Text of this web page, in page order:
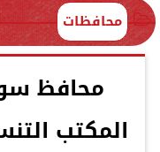
محافظات
محافظ
المكتب